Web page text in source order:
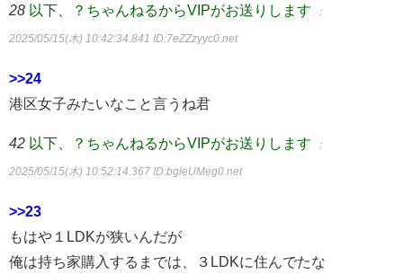
28 以下、？ちゃんねるからVIPがお送りします ：
2025/05/15(木) 10:42:34.841 ID:7eZZzyyc0.net
>>24
港区女子みたいなこと言うね君
42 以下、？ちゃんねるからVIPがお送りします ：
2025/05/15(木) 10:52:14.367 ID:bgleUMeg0.net
>>23
もはや１LDKが狭いんだが
俺は持ち家購入するまでは、３LDKに住んでたな